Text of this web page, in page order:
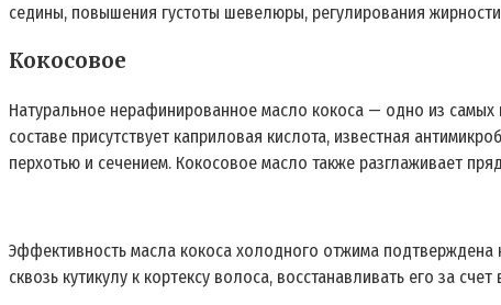
седины, повышения густоты шевелюры, регулирования
Кокосовое
Натуральное нерафинированное масло кокоса — одно из самых
составе присутствует каприловая кислота, известная
перхотью и сечением. Кокосовое масло также разглаживает
Эффективность масла кокоса холодного отжима подтверждена
сквозь кутикулу к кортексу волоса, восстанавливать его за